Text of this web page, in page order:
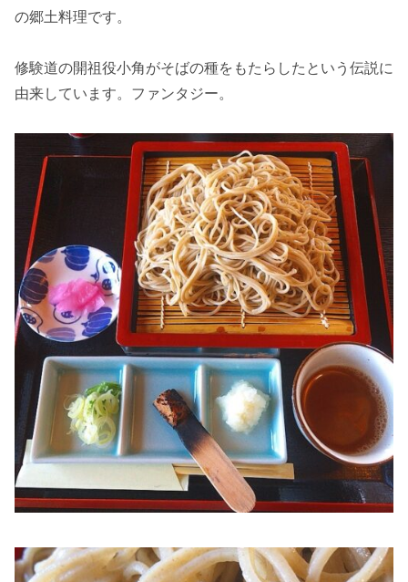
の郷土料理です。
修験道の開祖役小角がそばの種をもたらしたという伝説に
由来しています。ファンタジー。